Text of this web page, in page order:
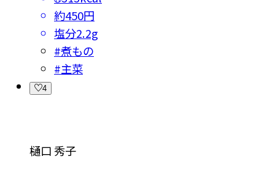
約450円
塩分2.2g
#煮もの
#主菜
4
樋口 秀子